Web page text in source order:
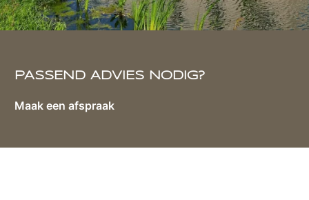
PASSEND ADVIES NODIG?
Maak een afspraak